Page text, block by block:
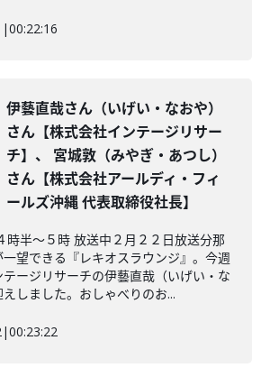
|00:22:16
伊藝直哉さん（いげい・なおや）
さん【株式会社インテージリサー
チ】、 宮城敦（みやぎ・あつし）
さん【株式会社アールディ・フィ
ールズ沖縄 代表取締役社長】
時半～５時 放送中２月２２日放送分那
望できる『レキオスラウンジ』。今週
ージリサーチの伊藝直哉（いげい・な
しました。おしゃべりのお...
|00:23:22